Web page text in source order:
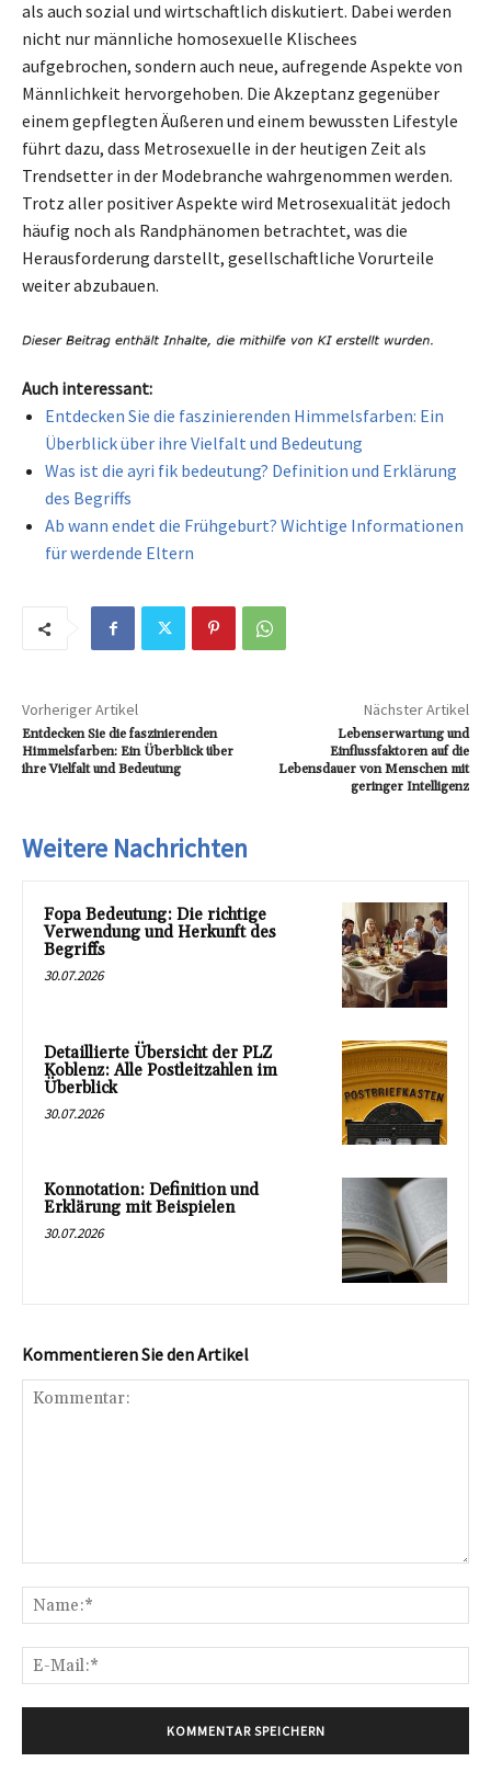
als auch sozial und wirtschaftlich diskutiert. Dabei werden
nicht nur männliche homosexuelle Klischees
aufgebrochen, sondern auch neue, aufregende Aspekte von
Männlichkeit hervorgehoben. Die Akzeptanz gegenüber
einem gepflegten Äußeren und einem bewussten Lifestyle
führt dazu, dass Metrosexuelle in der heutigen Zeit als
Trendsetter in der Modebranche wahrgenommen werden.
Trotz aller positiver Aspekte wird Metrosexualität jedoch
häufig noch als Randphänomen betrachtet, was die
Herausforderung darstellt, gesellschaftliche Vorurteile
weiter abzubauen.
Auch interessant:
Entdecken Sie die faszinierenden Himmelsfarben: Ein
Überblick über ihre Vielfalt und Bedeutung
Was ist die ayri fik bedeutung? Definition und Erklärung
des Begriffs
Ab wann endet die Frühgeburt? Wichtige Informationen
für werdende Eltern
Vorheriger Artikel
Entdecken Sie die faszinierenden
Himmelsfarben: Ein Überblick über
ihre Vielfalt und Bedeutung
Nächster Artikel
Lebenserwartung und
Einflussfaktoren auf die
Lebensdauer von Menschen mit
geringer Intelligenz
Weitere Nachrichten
Fopa Bedeutung: Die richtige
Verwendung und Herkunft des
Begriffs
30.07.2026
Detaillierte Übersicht der PLZ
Koblenz: Alle Postleitzahlen im
Überblick
30.07.2026
Konnotation: Definition und
Erklärung mit Beispielen
30.07.2026
Kommentieren Sie den Artikel